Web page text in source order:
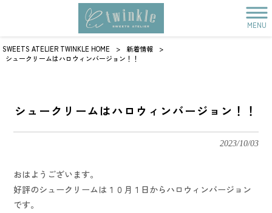
MENU
SWEETS ATELIER TWINKLE HOME > 新着情報
>
シュークリームはハロウィンバージョン！！
シュークリームはハロウィンバージョン！！
2023/10/03
おはようございます。
好評のシュークリームは１０月１日からハロウィンバージョン
です。